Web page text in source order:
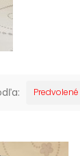
Predvolené